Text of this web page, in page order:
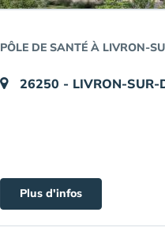
PÔLE DE SANTÉ À LIVRON-
26250 - LIVRON-SUR-
Plus d'infos